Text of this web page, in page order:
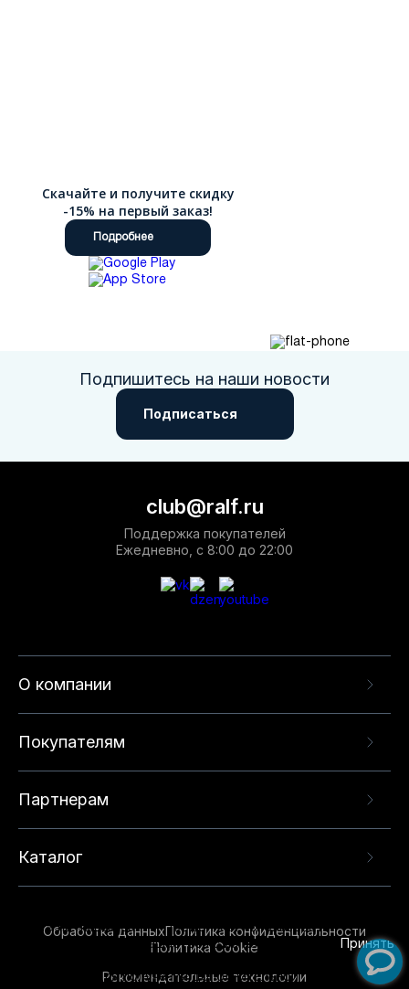
Скачайте и получите скидку
-15% на первый заказ!
Подробнее
Подпишитесь на наши новости
Подписаться
О компании
Покупателям
Партнерам
Каталог
club@ralf.ru
Поддержка покупателей
Ежедневно, с 8:00 до 22:00
Обработка данныхПолитика конфиденциальности
Политика Cookie
Рекомендательные технологии
опыта на нашем сайте. Продолжая использовать
данный сайт, вы соглашаетесь с использованием
технологий. Для получения дополнительной
Принять